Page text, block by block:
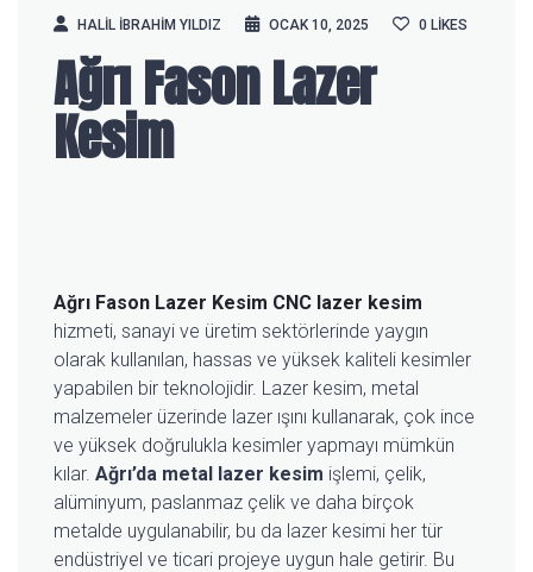
HALIL IBRAHIM YILDIZ OCAK 10, 2025 0 LIKES
Ağrı Fason Lazer
Kesim
Ağrı Fason Lazer Kesim CNC lazer kesim
hizmeti, sanayi ve üretim sektörlerinde yaygın
olarak kullanılan, hassas ve yüksek kaliteli kesimler
yapabilen bir teknolojidir. Lazer kesim, metal
malzemeler üzerinde lazer ışını kullanarak, çok ince
ve yüksek doğrulukla kesimler yapmayı mümkün
kılar. Ağrı’da metal lazer kesim işlemi, çelik,
alüminyum, paslanmaz çelik ve daha birçok
metalde uygulanabilir, bu da lazer kesimi her tür
endüstriyel ve ticari projeye uygun hale getirir. Bu